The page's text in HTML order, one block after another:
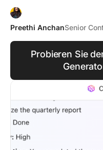
Preethi AnchanSenior
Probieren Sie